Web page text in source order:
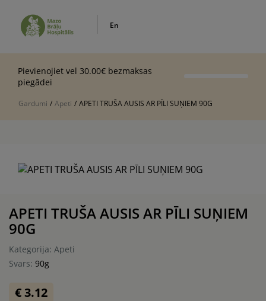
En
Pievienojiet vel 30.00€ bezmaksas
piegādei
Gardumi / Apeti / APETI TRUŠA AUSIS AR PĪLI SUŅIEM 90G
APETI TRUŠA AUSIS AR PĪLI SUŅIEM
90G
Kategorija: Apeti
Svars: 90g
€ 3.12